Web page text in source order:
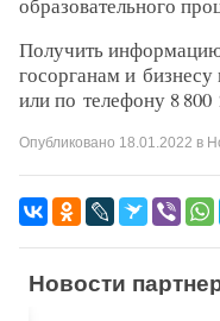
Получить
госорганам и
или по телефону 8 800
Опубликовано 18.01.2022 в
Новости